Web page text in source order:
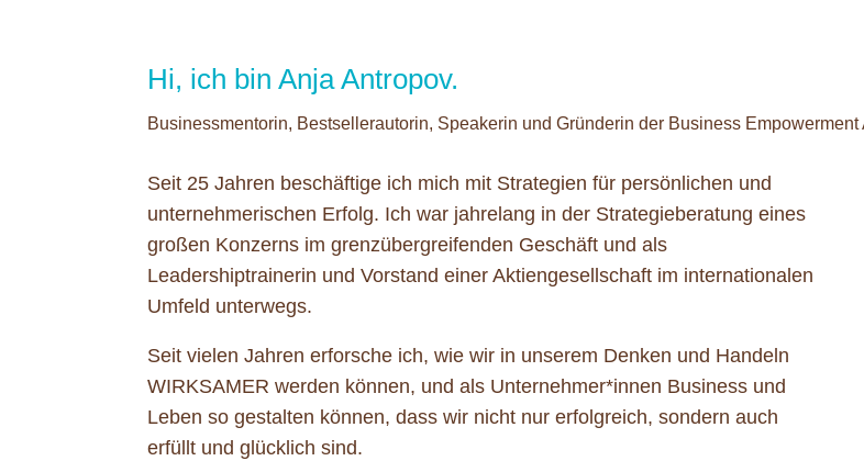
Hi, ich bin Anja Antropov.
Businessmentorin, Bestsellerautorin, Speakerin und Gründerin der Business Empowerment
Seit 25 Jahren beschäftige ich mich mit Strategien für persönlichen und
unternehmerischen Erfolg. Ich war jahrelang in der Strategieberatung eines
großen Konzerns im grenzübergreifenden Geschäft und als
Leadershiptrainerin und Vorstand einer Aktiengesellschaft im internationalen
Umfeld unterwegs.
Seit vielen Jahren erforsche ich, wie wir in unserem Denken und Handeln
WIRKSAMER werden können, und als Unternehmer*innen Business und
Leben so gestalten können, dass wir nicht nur erfolgreich, sondern auch
erfüllt und glücklich sind.